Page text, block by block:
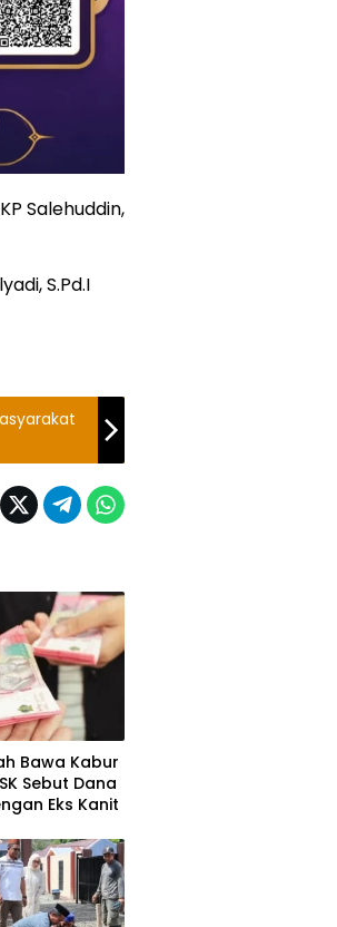
Salehuddin,
S.Pd.I
Bawa Kabur
Sebut Dana
Eks Kanit